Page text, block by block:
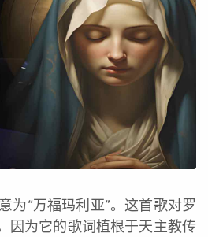
为“万福玛利亚”。这首歌对罗
因为它的歌词植根于天主教传